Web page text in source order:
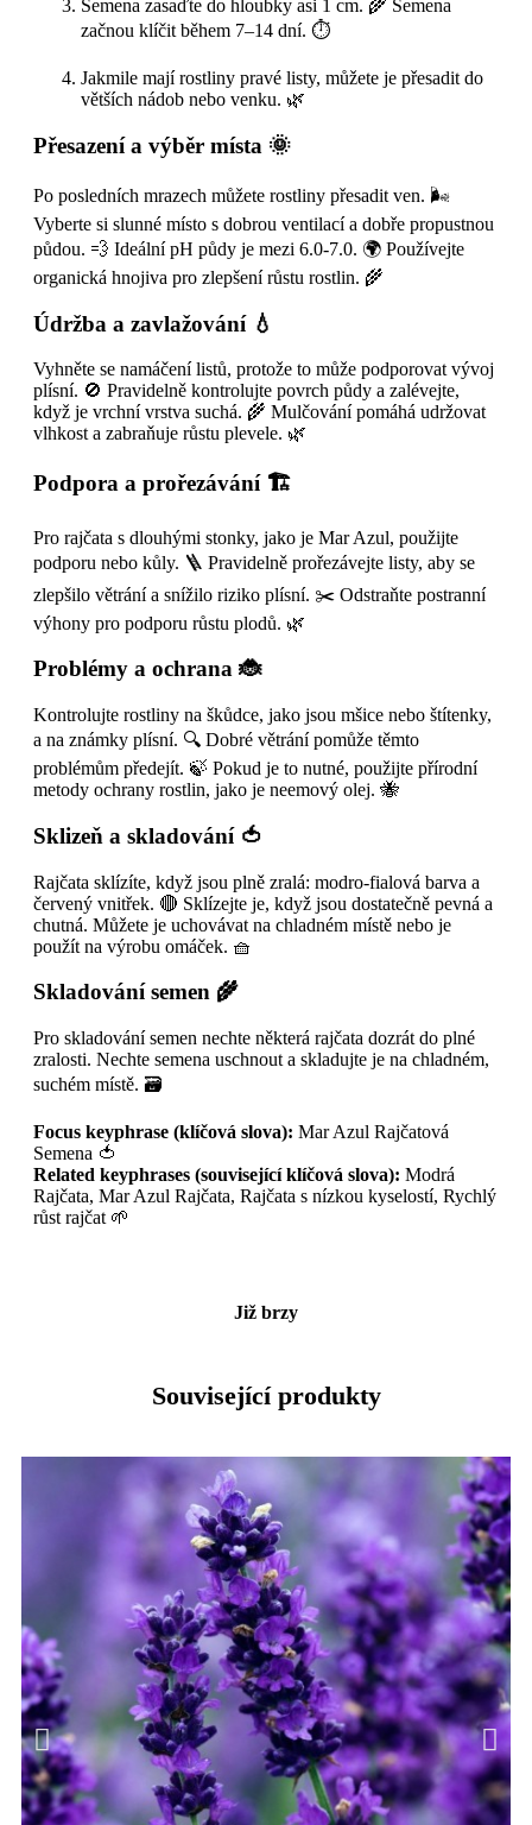
Semena zasaďte do hloubky asi 1 cm. 🌾 Semena
začnou klíčit během 7–14 dní. ⏱️
Jakmile mají rostliny pravé listy, můžete je přesadit do
větších nádob nebo venku. 🌿
Přesazení a výběr místa 🌞
Po posledních mrazech můžete rostliny přesadit ven. 🌬️
Vyberte si slunné místo s dobrou ventilací a dobře propustnou
půdou. 💨 Ideální pH půdy je mezi 6.0-7.0. 🌍 Používejte
organická hnojiva pro zlepšení růstu rostlin. 🌾
Údržba a zavlažování 💧
Vyhněte se namáčení listů, protože to může podporovat vývoj
plísní. 🚫 Pravidelně kontrolujte povrch půdy a zalévejte,
když je vrchní vrstva suchá. 🌾 Mulčování pomáhá udržovat
vlhkost a zabraňuje růstu plevele. 🌿
Podpora a prořezávání 🏗️
Pro rajčata s dlouhými stonky, jako je Mar Azul, použijte
podporu nebo kůly. 🪜 Pravidelně prořezávejte listy, aby se
zlepšilo větrání a snížilo riziko plísní. ✂️ Odstraňte postranní
výhony pro podporu růstu plodů. 🌿
Problémy a ochrana 🐞
Kontrolujte rostliny na škůdce, jako jsou mšice nebo štítenky,
a na známky plísní. 🔍 Dobré větrání pomůže těmto
problémům předejít. 🍃 Pokud je to nutné, použijte přírodní
metody ochrany rostlin, jako je neemový olej. 🐝
Sklizeň a skladování 🍅
Rajčata sklízíte, když jsou plně zralá: modro-fialová barva a
červený vnitřek. 🔴 Sklízejte je, když jsou dostatečně pevná a
chutná. Můžete je uchovávat na chladném místě nebo je
použít na výrobu omáček. 🧺
Skladování semen 🌾
Pro skladování semen nechte některá rajčata dozrát do plné
zralosti. Nechte semena uschnout a skladujte je na chladném,
suchém místě. 🗃️
Focus keyphrase (klíčová slova): Mar Azul Rajčatová
Semena 🍅
Related keyphrases (související klíčová slova): Modrá
Rajčata, Mar Azul Rajčata, Rajčata s nízkou kyselostí, Rychlý
růst rajčat 🌱
Již brzy
Související produkty